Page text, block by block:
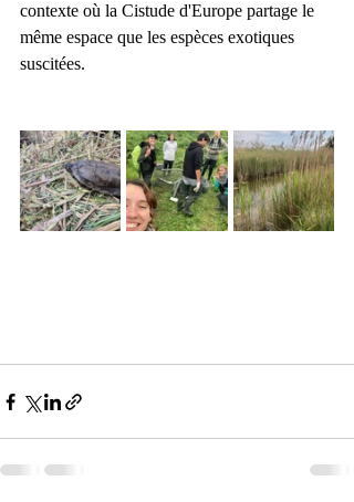
contexte où la Cistude d'Europe partage le
même espace que les espèces exotiques
suscitées.